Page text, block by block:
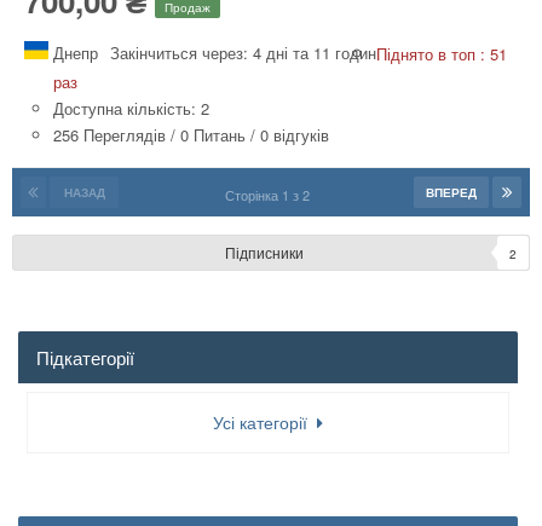
Продаж
Днепр Закінчиться через: 4 дні та 11 годинПіднято в топ : 51
раз
Доступна кількість: 2
256 Переглядів / 0 Питань / 0 відгуків
НАЗАД ВПЕРЕД
Сторінка 1 з 2
Підписники 2
Підкатегорії
Усі категорії